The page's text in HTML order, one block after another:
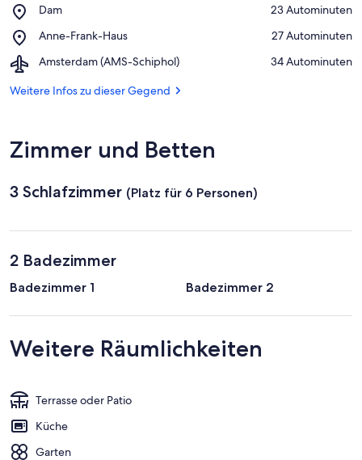
Dam
Place,
‪23 Autominuten‬
Anne-Frank-Haus
Place,
Frank-
‪27 Autominuten‬
Amsterdam (AMS-Schiphol)
Airport,
(AMS-
‪34 Autominuten‬
Weitere Infos zu dieser Gegend
Zimmer und Betten
3 Schlafzimmer (Platz für 6 Personen)
2 Badezimmer
Badezimmer 1 Badezimmer 2
Weitere Räumlichkeiten
Terrasse oder Patio
Küche
Garten